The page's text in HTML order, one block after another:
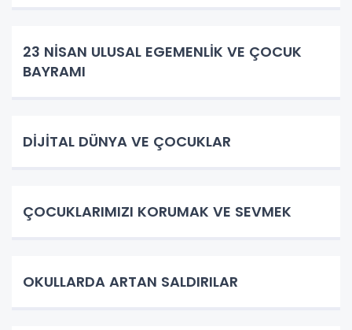
23 NİSAN ULUSAL EGEMENLİK VE ÇOCUK
BAYRAMI
DİJİTAL DÜNYA VE ÇOCUKLAR
ÇOCUKLARIMIZI KORUMAK VE SEVMEK
OKULLARDA ARTAN SALDIRILAR